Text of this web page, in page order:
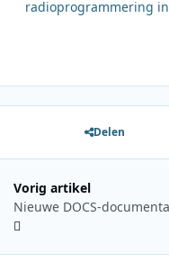
radioprogrammering
Delen
Vorig artikel